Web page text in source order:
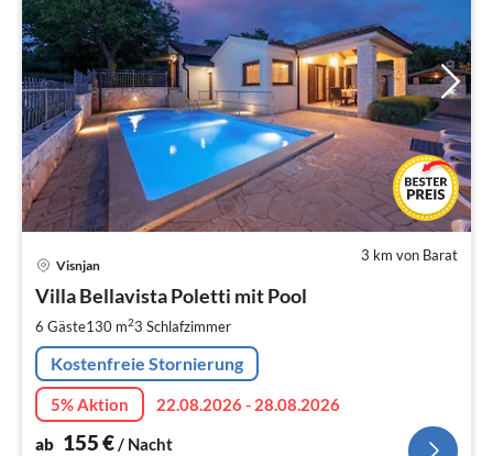
3 km von Barat
Visnjan
Villa Bellavista Poletti mit Pool
6 Gäste130 m23 Schlafzimmer
Kostenfreie Stornierung
5% Aktion
22.08.2026 - 28.08.2026
ab 155€ / Nacht